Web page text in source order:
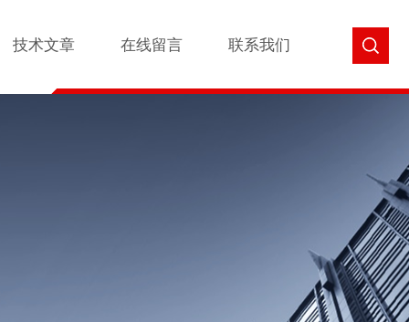
技术文章 在线留言 联系我们